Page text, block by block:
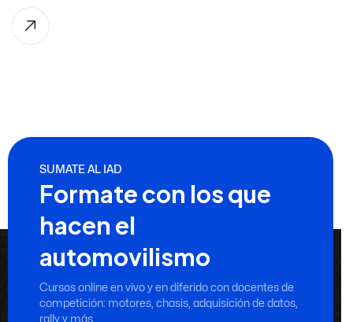
SUMATE AL IAD
Formate con los que
hacen el
automovilismo
Cursos online en vivo y en diferido con docentes de
competición: motores, chasis, adquisición de datos,
rally y más.